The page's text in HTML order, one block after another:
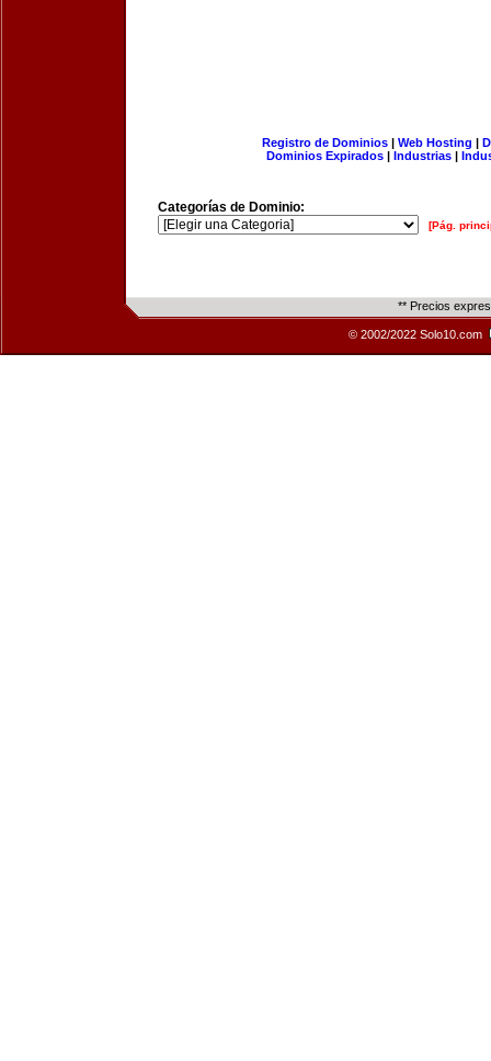
Registro de Dominios| Web Hosting |
Dominios Expirados | Industrias |
Categorías de Dominio:
[Pág.
** Precios
© 2002/2022 Solo10.com